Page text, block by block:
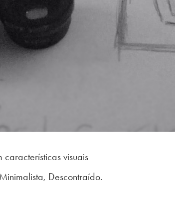
características visuais
Descontraído.